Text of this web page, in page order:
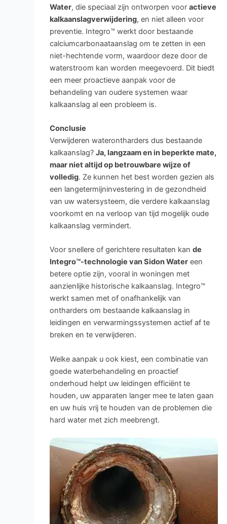
Water, die speciaal zijn ontworpen voor actieve
kalkaanslagverwijdering, en niet alleen voor
preventie. Integro™ werkt door bestaande
calciumcarbonaataanslag om te zetten in een
niet-hechtende vorm, waardoor deze door de
waterstroom kan worden meegevoerd. Dit biedt
een meer proactieve aanpak voor de
behandeling van oudere systemen waar
kalkaanslag al een probleem is.
Conclusie
Verwijderen waterontharders dus bestaande
kalkaanslag? Ja, langzaam en in beperkte mate,
maar niet altijd op betrouwbare wijze of
volledig. Ze kunnen het best worden gezien als
een langetermijninvestering in de gezondheid
van uw watersysteem, die verdere kalkaanslag
voorkomt en na verloop van tijd mogelijk oude
kalkaanslag vermindert.
Voor snellere of gerichtere resultaten kan de
Integro™-technologie van Sidon Watereen
betere optie zijn, vooral in woningen met
aanzienlijke historische kalkaanslag. Integro™
werkt samen met of onafhankelijk van
ontharders om bestaande kalkaanslag in
leidingen en verwarmingssystemen actief af te
breken en te verwijderen.
Welke aanpak u ook kiest, een combinatie van
goede waterbehandeling en proactief
onderhoud helpt uw leidingen efficiënt te
houden, uw apparaten langer mee te laten gaan
en uw huis vrij te houden van de problemen die
hard water met zich meebrengt.